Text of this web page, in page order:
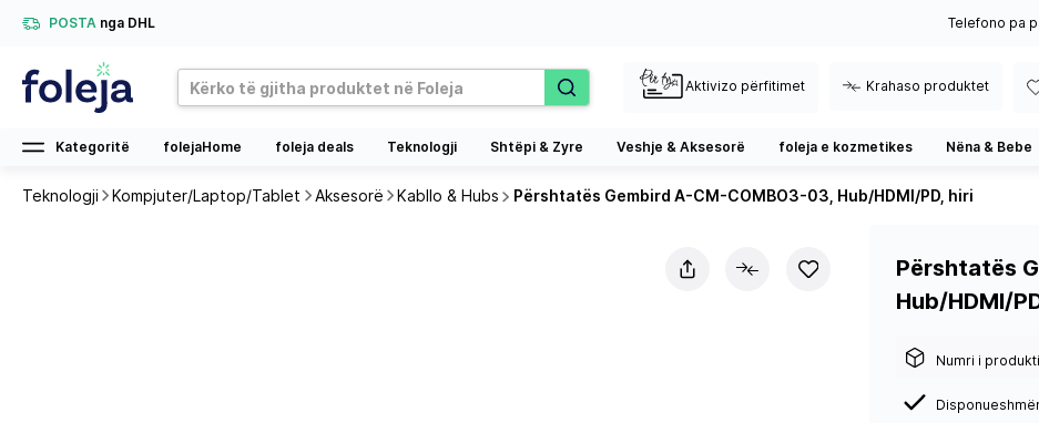
POSTA nga DHL Telefono pa
Aktivizo përfitimet Krahaso produktet
Kategoritë folejaHome foleja deals Teknologji Shtëpi & Zyre Veshje & Aksesorë foleja e kozmetikes Nëna & Bebe
Teknologji Kompjuter/Laptop/Tablet Aksesorë Kabllo & Hubs Përshtatës Gembird A-CM-COMBO3-03, Hub/HDMI/PD, hiri
Përshtatës
Hub/HDMI/
Numri i